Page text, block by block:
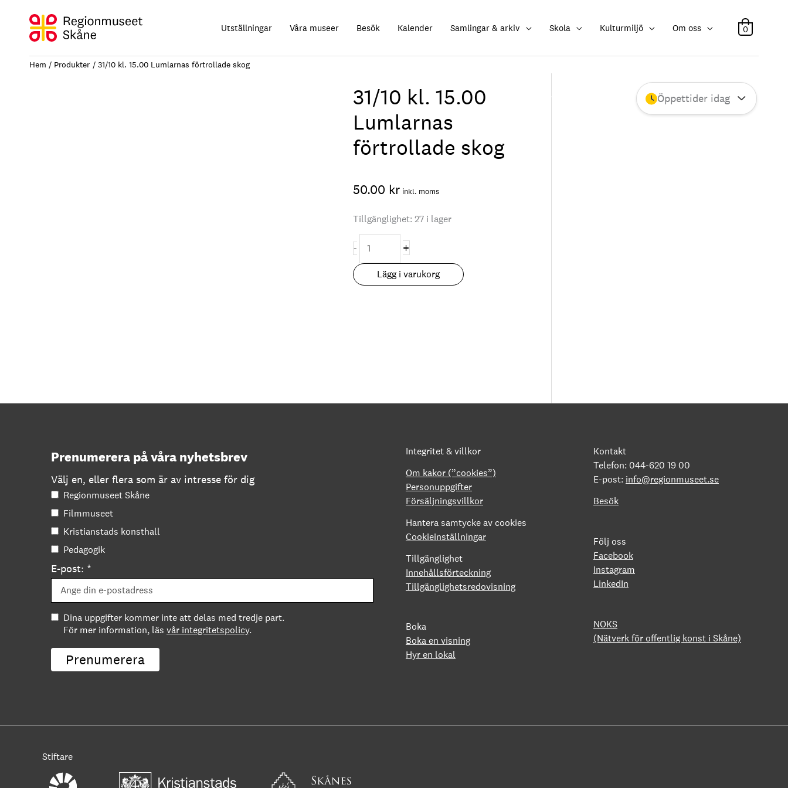
innehåll
Öppettider idag Stäng
Utställningar Våra museer Besök Kalender Samlingar & arkiv Skola Kulturmiljö Om oss 0
Hem Produkter 31/10 kl. 15.00 Lumlarnas förtrollade skog
31/10 kl. 15.00
Lumlarnas
förtrollade skog
50.00 kr inkl. moms
Tillgänglighet: 27 i lager
-
15.00
Lumlarnas
+
Lägg i varukorg
Prenumerera på våra nyhetsbrev
Välj en, eller flera som är av intresse för dig
Regionmuseet Skåne
Filmmuseet
Kristianstads konsthall
Pedagogik
E-post: *
Dina uppgifter kommer inte att delas med tredje part.
För mer information, läs vår integritetspolicy.
Prenumerera
Integritet & villkor
Om kakor (”cookies”)
Personuppgifter
Försäljningsvillkor
Hantera samtycke av cookies
Cookieinställningar
Tillgänglighet
Innehållsförteckning
Tillgänglighetsredovisning
Boka
Boka en visning
Hyr en lokal
Kontakt
Telefon: 044-620 19 00
E-post: info@regionmuseet.se
Besök
Följ oss
Facebook
Instagram
LinkedIn
NOKS
(Nätverk för offentlig konst i Skåne)
Stiftare